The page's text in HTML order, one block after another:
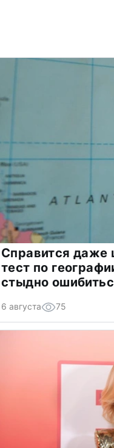
Справится даже
тест по
стыдно
6 августа 75